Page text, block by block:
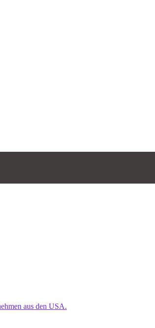
aus den USA.